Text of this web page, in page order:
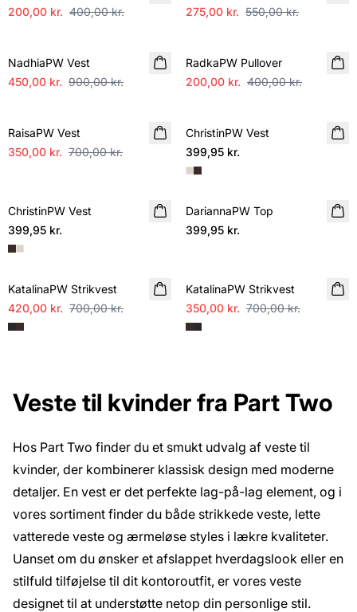
200,00 kr. 400,00 kr.
275,00 kr. 550,00 kr.
NadhiaPW Vest
450,00 kr. 900,00 kr.
RadkaPW Pullover
200,00 kr. 400,00 kr.
RaisaPW Vest
350,00 kr. 700,00 kr.
NYHED
ChristinPW Vest
399,95 kr.
NYHED
ChristinPW Vest
399,95 kr.
NYHED
DariannaPW Top
399,95 kr.
SALE
KatalinaPW Strikvest
420,00 kr. 700,00 kr.
KatalinaPW Strikvest
350,00 kr. 700,00 kr.
Veste til kvinder fra Part Two
Hos Part Two finder du et smukt udvalg af veste til
kvinder, der kombinerer klassisk design med moderne
detaljer. En vest er det perfekte lag-på-lag element, og i
vores sortiment finder du både strikkede veste, lette
vatterede veste og ærmeløse styles i lækre kvaliteter.
Uanset om du ønsker et afslappet hverdagslook eller en
stilfuld tilføjelse til dit kontoroutfit, er vores veste
designet til at understøtte netop din personlige stil.